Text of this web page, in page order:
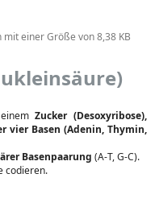
mit einer Größe von 8,38 KB
Zucker (Desoxyribose),
vier Basen (Adenin, Thymin,
Basenpaarung (A-T, G-C).
codieren.